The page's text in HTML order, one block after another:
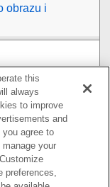
obrazu i
this
always
to improve
and
agree to
your
preferences,